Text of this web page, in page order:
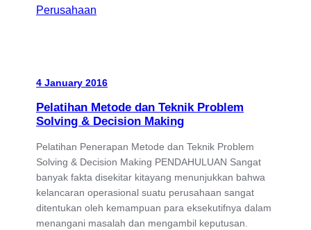
Perusahaan
4 January 2016
Pelatihan Metode dan Teknik Problem
Solving & Decision Making
Pelatihan Penerapan Metode dan Teknik Problem
Solving & Decision Making PENDAHULUAN Sangat
banyak fakta disekitar kitayang menunjukkan bahwa
kelancaran operasional suatu perusahaan sangat
ditentukan oleh kemampuan para eksekutifnya dalam
menangani masalah dan mengambil keputusan.